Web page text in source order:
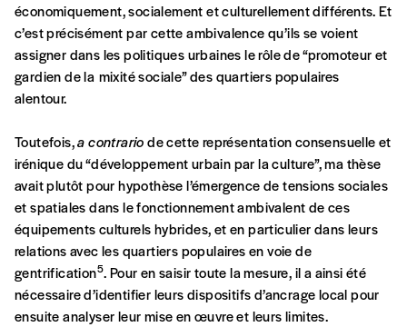
E-mail*
Code postal
Pays
économiquement, socialement et culturellement différents. Et
c’est précisément par cette ambivalence qu’ils se voient
assigner dans les politiques urbaines le rôle de “promoteur et
gardien de la mixité sociale” des quartiers populaires
alentour.
Toutefois,a contrariode cette représentation consensuelle et
irénique du “développement urbain par la culture”, ma thèse
avait plutôt pour hypothèse l’émergence de tensions sociales
et spatiales dans le fonctionnement ambivalent de ces
équipements culturels hybrides, et en particulier dans leurs
relations avec les quartiers populaires en voie de
gentrification5. Pour en saisir toute la mesure, il a ainsi été
nécessaire d’identifier leurs dispositifs d’ancrage local pour
ensuite analyser leur mise en œuvre et leurs limites.